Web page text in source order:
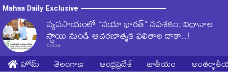
Mahaa Daily Exclusive
వ్యవసాయంలో “నయా భారత్” నవశకం: విధానాల
స్థాయి నుండి ఆచరణాత్మక ఫలితాల దాకా..!
Editor
హోమ్ తెలంగాణ ఆంధ్రప్రదేశ్ జాతీయం